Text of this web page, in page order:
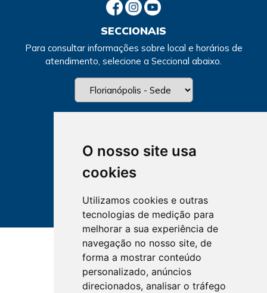
O nosso site usa
cookies
Utilizamos cookies e outras
tecnologias de medição para
melhorar a sua experiência de
navegação no nosso site, de
forma a mostrar conteúdo
personalizado, anúncios
direcionados, analisar o tráfego
SECCIONAIS
Para consultar informações sobre local e horários de
atendimento, selecione a Seccional abaixo.